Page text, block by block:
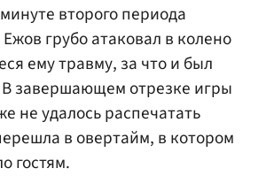
второго периода
грубо атаковал в колено
ему травму, за что и был
В завершающем отрезке игры
не удалось распечатать
в овертайм, в котором
гостям.